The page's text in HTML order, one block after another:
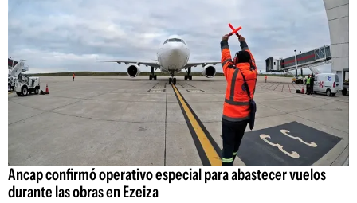
Ancap confirmó operativo especial para abastecer vuelos
durante las obras en Ezeiza